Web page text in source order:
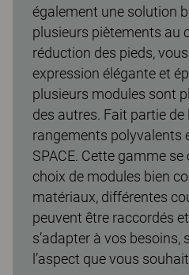
également une solution
plusieurs piètements au
réduction des pieds,
expression élégante et
plusieurs modules sont
des autres. Fait partie
rangements polyvalents
SPACE. Cette gamme se
choix de modules bien
matériaux, différentes
peuvent être raccordés
s’adapter à vos
l’aspect que vous